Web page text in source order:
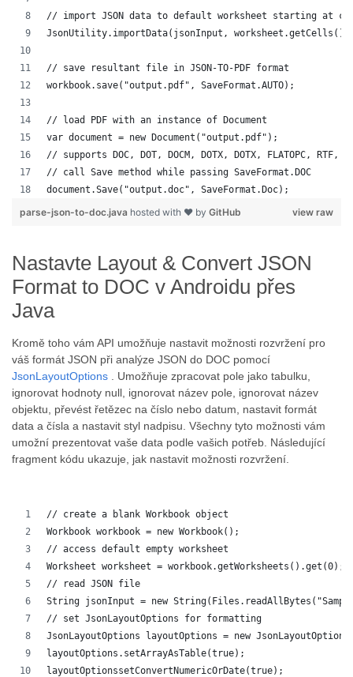
// import JSON data to default worksheet starting at
JsonUtility.importData(jsonInput, worksheet.getCells(),
// save resultant file in JSON-TO-PDF format
workbook.save("output.pdf", SaveFormat.AUTO);
// load PDF with an instance of Document
var document = new Document("output.pdf");
// supports DOC, DOT, DOCM, DOTX, DOTX, FLATOPC,
// call Save method while passing SaveFormat.DOC
document.Save("output.doc", SaveFormat.Doc);
view raw
parse-json-to-doc.java hosted with ❤ by GitHub
Nastavte Layout & Convert JSON
Format to DOC v Androidu přes
Java
Kromě toho vám API umožňuje nastavit možnosti rozvržení pro
váš formát JSON při analýze JSON do DOC pomocí
JsonLayoutOptions . Umožňuje zpracovat pole jako tabulku,
ignorovat hodnoty null, ignorovat název pole, ignorovat název
objektu, převést řetězec na číslo nebo datum, nastavit formát
data a čísla a nastavit styl nadpisu. Všechny tyto možnosti vám
umožní prezentovat vaše data podle vašich potřeb. Následující
fragment kódu ukazuje, jak nastavit možnosti rozvržení.
// create a blank Workbook object
Workbook workbook = new Workbook();
// access default empty worksheet
Worksheet worksheet = workbook.getWorksheets().get(0);
// read JSON file
String jsonInput = new
// set JsonLayoutOptions for formatting
JsonLayoutOptions layoutOptions = new
layoutOptions.setArrayAsTable(true);
layoutOptionssetConvertNumericOrDate(true);